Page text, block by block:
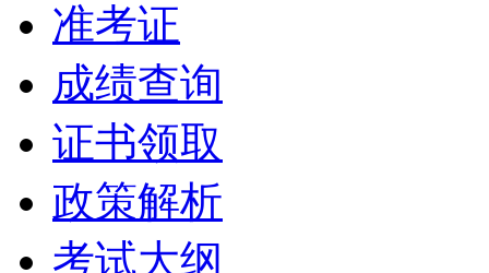
准考证
成绩查询
证书领取
政策解析
考试大纲